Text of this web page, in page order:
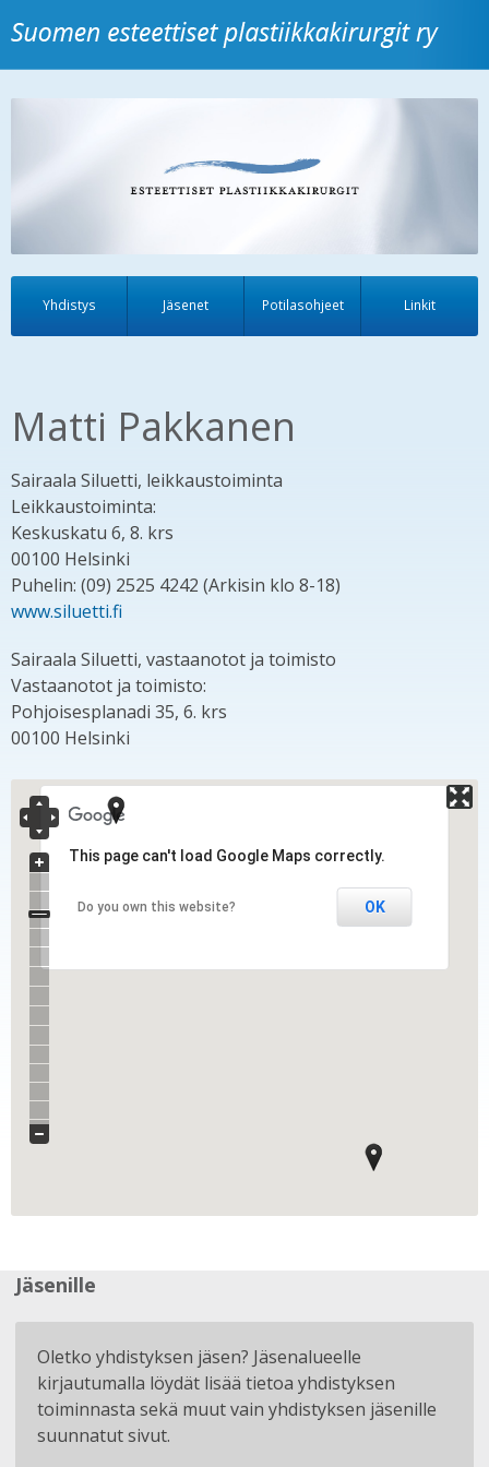
Yhdistys Jäsenet Potilasohjeet Linkit
Matti Pakkanen
Sairaala Siluetti, leikkaustoiminta
Leikkaustoiminta:
Keskuskatu 6, 8. krs
00100 Helsinki
Puhelin: (09) 2525 4242 (Arkisin klo 8-18)
www.siluetti.fi
Sairaala Siluetti, vastaanotot ja toimisto
Vastaanotot ja toimisto:
Pohjoisesplanadi 35, 6. krs
00100 Helsinki
This page can't load Google Maps correctly.
Do you own this website? OK
Jäsenille
Oletko yhdistyksen jäsen? Jäsenalueelle
kirjautumalla löydät lisää tietoa yhdistyksen
toiminnasta sekä muut vain yhdistyksen jäsenille
suunnatut sivut.